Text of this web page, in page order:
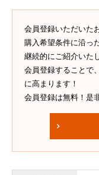
会員登録いただいた
購入希望条件に沿っ
継続的にご紹介いた
会員登録することで
に高まります！
会員登録は無料！是